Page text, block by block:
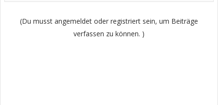
(Du musst angemeldet oder registriert sein, um Beiträge
verfassen zu können. )